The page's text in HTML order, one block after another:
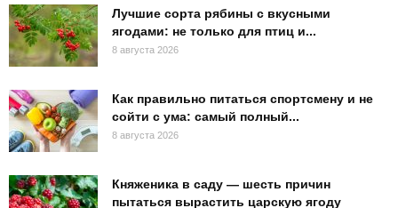
Лучшие сорта рябины с вкусными
ягодами: не только для птиц и...
8 августа 2026
Как правильно питаться спортсмену и не
сойти с ума: самый полный...
8 августа 2026
Княженика в саду — шесть причин
пытаться вырастить царскую ягоду